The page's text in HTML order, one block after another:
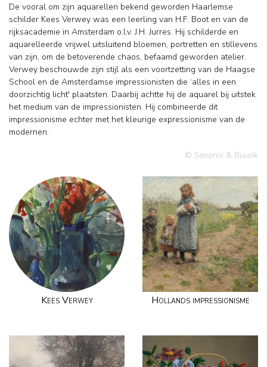
De vooral om zijn aquarellen bekend geworden Haarlemse
schilder Kees Verwey was een leerling van H.F. Boot en van de
rijksacademie in Amsterdam o.l.v. J.H. Jurres. Hij schilderde en
aquarelleerde vrijwel uitsluitend bloemen, portretten en stillevens
van zijn, om de betoverende chaos, befaamd geworden atelier.
Verwey beschouwde zijn stijl als een voortzetting van de Haagse
School en de Amsterdamse impressionisten die ‘alles in een
doorzichtig licht' plaatsten. Daarbij achtte hij de aquarel bij uitstek
het medium van de impressionisten. Hij combineerde dit
impressionisme echter met het kleurige expressionisme van de
modernen.
© Simonis & Buunk
Kees Verwey Hollands impressionisme